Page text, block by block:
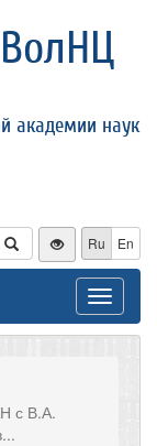
ВолНЦ
академии наук
Ru En
Toggle
с В.А.